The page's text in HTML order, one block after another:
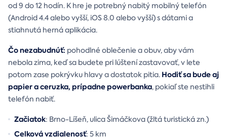
od 9 do 12 hodín. K hre je potrebný nabitý mobilný telefón
(Android 4.4 alebo vyšší, iOS 8.0 alebo vyšší) s dátami a
stiahnutá herná aplikácia.
Čo nezabudnúť: pohodlné oblečenie a obuv, aby vám
nebola zima, keď sa budete pri lúštení zastavovať, v lete
potom zase pokrývku hlavy a dostatok pitia. Hodiť sa bude aj
papier a ceruzka, prípadne powerbanka, pokiaľ ste nestihli
telefón nabiť.
Začiatok: Brno-Líšeň, ulica Šimáčkova (žltá turistická zn.)
Celková vzdialenosť: 5 km